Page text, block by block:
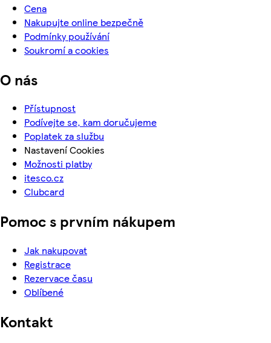
Cena
Nakupujte online bezpečně
Podmínky používání
Soukromí a cookies
O nás
Přístupnost
Podívejte se, kam doručujeme
Poplatek za službu
Nastavení Cookies
Možnosti platby
itesco.cz
Clubcard
Pomoc s prvním nákupem
Jak nakupovat
Registrace
Rezervace času
Oblíbené
Kontakt